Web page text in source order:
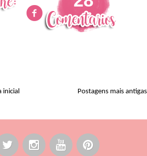
Postagens mais antigas
inicial